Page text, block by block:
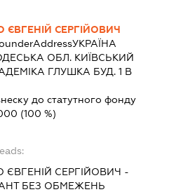
ЄВГЕНІЙ СЕРГІЙОВИЧ
УКРАЇНА
ОБЛ. КИЇВСЬКИЙ
ГЛУШКА БУД. 1 В
до статутного фонду
(100 %)
ЄВГЕНІЙ СЕРГІЙОВИЧ -
БЕЗ ОБМЕЖЕНЬ